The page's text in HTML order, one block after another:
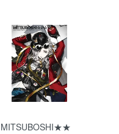
MITSUBOSHI★★